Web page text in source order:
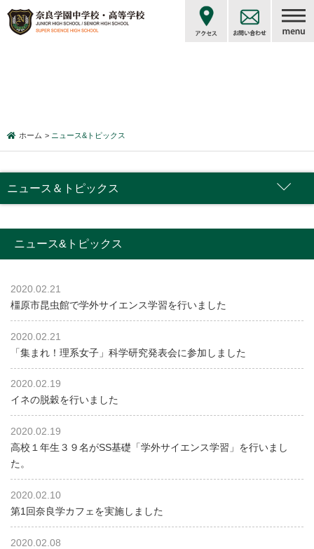
ホーム ニュース&トピックス
ニュース＆トピックス
ニュース&トピックス
2020.02.21
橿原市昆虫館で学外サイエンス学習を行いました
2020.02.21
「集まれ！理系女子」科学研究発表会に参加しました
2020.02.19
イネの脱穀を行いました
2020.02.19
高校１年生３９名がSS基礎「学外サイエンス学習」を行いまし
た。
2020.02.10
第1回奈良学カフェを実施しました
2020.02.08